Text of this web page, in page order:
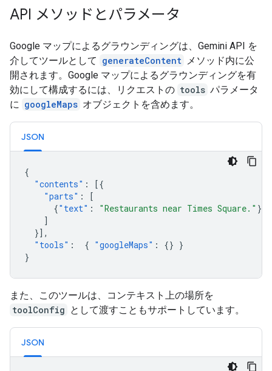
API メソッドとパラメータ
Google マップによるグラウンディングは、Gemini API を
介してツールとして generateContent メソッド内に公
開されます。Google マップによるグラウンディングを有
効にして構成するには、リクエストの tools パラメータ
に googleMaps オブジェクトを含めます。
JSON
{
"contents" :
[{
"parts" :
[
{"text" : "Restaurants near Times Square." }
]
}],
"tools" : { "googleMaps" : {} }
}
また、このツールは、コンテキスト上の場所を
toolConfig として渡すこともサポートしています。
JSON